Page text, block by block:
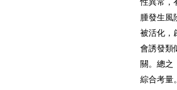
性異常，
腫發生風
被活化，
會誘發類
關。總之
綜合考量